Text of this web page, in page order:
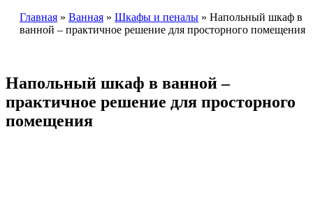
Главная » Ванная » Шкафы и пеналы » Напольный шкаф в
ванной – практичное решение для просторного помещения
Напольный шкаф в ванной –
практичное решение для просторного
помещения